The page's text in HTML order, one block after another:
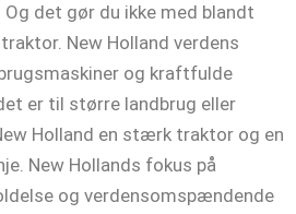
det gør du ikke med blandt
New Holland verdens
og kraftfulde
er til større landbrug eller
Holland en stærk traktor og en
New Hollands fokus på
og verdensomspændende